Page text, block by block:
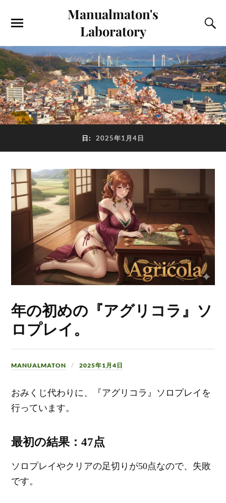
Manualmaton's
Laboratory
日: 2025年1月4日
年の初めの『アグリコラ』ソ
ロプレイ。
MANUALMATON 2025年1月4日
おみくじ代わりに、『アグリコラ』ソロプレイを
行っています。
最初の結果：47点
ソロプレイやクリアの足切りが50点なので、失敗
です。